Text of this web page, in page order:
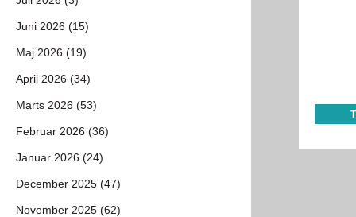
Juni 2026 (15)
Maj 2026 (19)
April 2026 (34)
Marts 2026 (53)
Februar 2026 (36)
Januar 2026 (24)
December 2025 (47)
November 2025 (62)